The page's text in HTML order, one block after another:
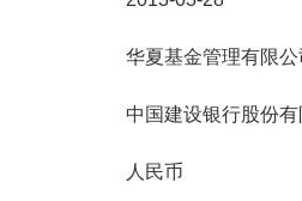
华夏基金管理有限公
中国建设银行股份
人民币